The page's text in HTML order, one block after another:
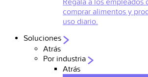
Regala a los empleados
comprar alimentos y
uso diario.
Soluciones
Atrás
Por industria
Atrás